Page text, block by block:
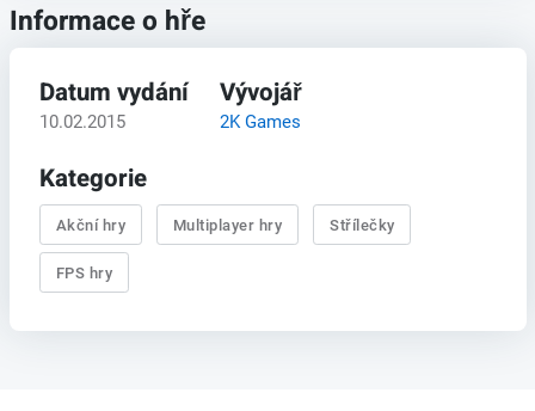
Informace o hře
Datum vydání
10.02.2015
Vývojář
2K Games
Kategorie
Akční hry Multiplayer hry Střílečky
FPS hry